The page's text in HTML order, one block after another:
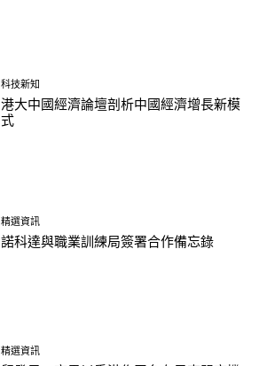
科技新知
港大中國經濟論壇剖析中國經濟增長新模
式
精選資訊
諾科達與職業訓練局簽署合作備忘錄
精選資訊